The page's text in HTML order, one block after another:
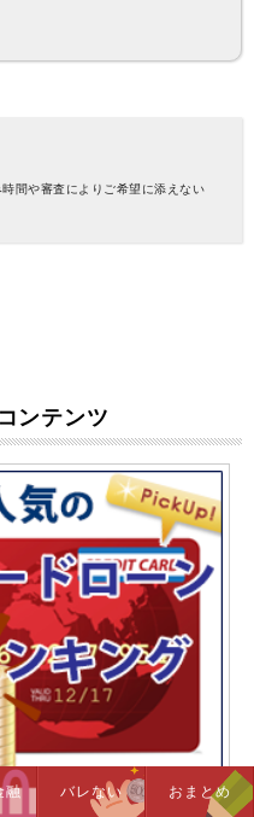
融 バレない おまとめ
間や審査によりご希望に添えない
ンテンツ